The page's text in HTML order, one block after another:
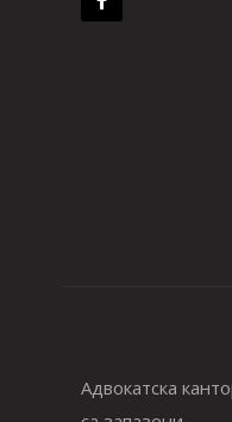
Адвокатска